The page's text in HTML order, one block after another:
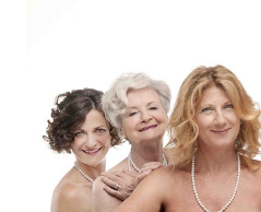
“Settembre dell’Accademia”
consecutivo. Il pubblico milanese
giovani artisti della Baltic Sea
volta. L’orchestra, fondata nel
da un prestigioso consiglio di